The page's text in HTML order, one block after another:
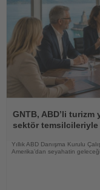
Oku
GNTB, ABD’li
sektör
Yıllık ABD Danışma Kurulu
Amerika’dan seyahatin